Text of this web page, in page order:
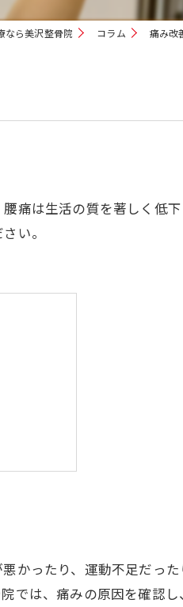
なら美沢整骨院 コラム 痛み改
痛は生活の質を著しく低下
い。
かったり、運動不足だっ
では、痛みの原因を確認